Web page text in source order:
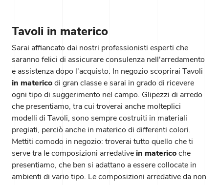
Tavoli in materico
Sarai affiancato dai nostri professionisti esperti che
saranno felici di assicurare consulenza nell'arredamento
e assistenza dopo l'acquisto. In negozio scoprirai Tavoli
in matericodi gran classe e sarai in grado di ricevere
ogni tipo di suggerimento nel campo. Glipezzi di arredo
che presentiamo, tra cui troverai anche molteplici
modelli di Tavoli, sono sempre costruiti in materiali
pregiati, perciò anche in materico di differenti colori.
Mettiti comodo in negozio: troverai tutto quello che ti
serve tra le composizioni arredativein matericoche
presentiamo, che ben si adattano a essere collocate in
ambienti di vario tipo. Le composizioni arredative da non